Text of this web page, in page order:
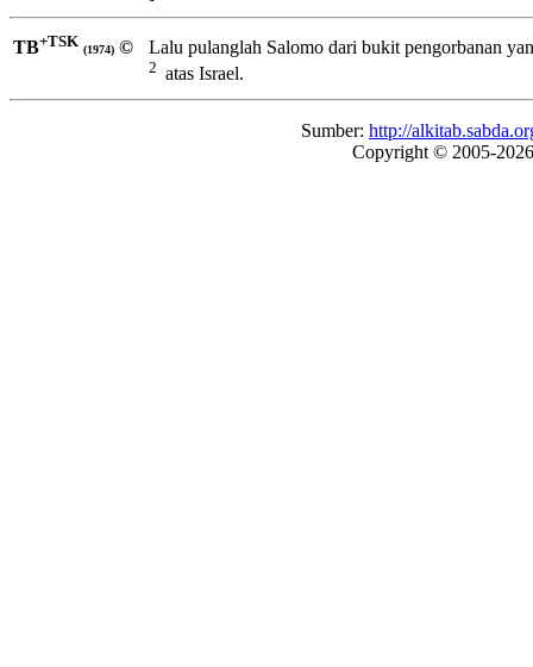
TB+TSK (1974) © Lalu pulanglah Salomo dari bukit pengorbanan
2 atas Israel.
Sumber: http://
Copyright © 2005-